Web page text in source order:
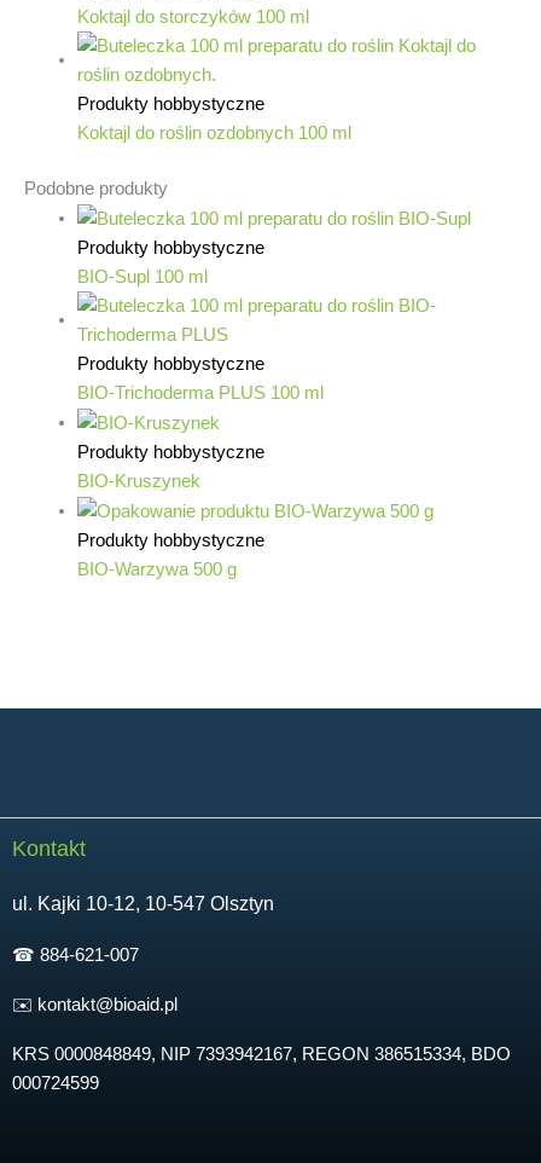
Koktajl do storczyków 100 ml
Produkty hobbystyczne
Koktajl do roślin ozdobnych 100 ml
Podobne produkty
Produkty hobbystyczne
BIO-Supl 100 ml
Produkty hobbystyczne
BIO-Trichoderma PLUS 100 ml
Produkty hobbystyczne
BIO-Kruszynek
Produkty hobbystyczne
BIO-Warzywa 500 g
Kontakt
ul. Kajki 10-12, 10-547 Olsztyn
☎︎ 884-621-007
✉️ kontakt@bioaid.pl
KRS 0000848849, NIP 7393942167, REGON 386515334, BDO
000724599